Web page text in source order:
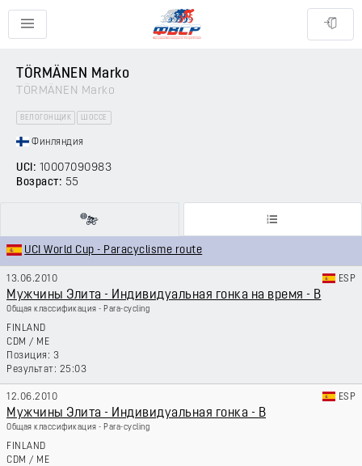
TÖRMÄNEN Marko
TÖRMÄNEN Marko
ВЕЛОГОНЩИК ШОССЕ
Финляндия
UCI: 10007090983
Возраст: 55
UCI World Cup - Paracyclisme route
13.06.2010 ESP
Мужчины Элита - Индивидуальная гонка на время - B
Общая классификация - Para-cycling
FINLAND
CDM / ME
3
25:03
12.06.2010 ESP
Мужчины Элита - Индивидуальная гонка - B
Общая классификация - Para-cycling
FINLAND
CDM / ME